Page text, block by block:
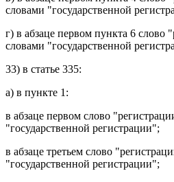
словами "государственной
г) в абзаце первом пункта 6 слово
словами "государственной
33) в статье 335:
а) в пункте 1 :
в абзаце первом слово
"государственной регистрации";
в абзаце третьем слово
"государственной регистрации";